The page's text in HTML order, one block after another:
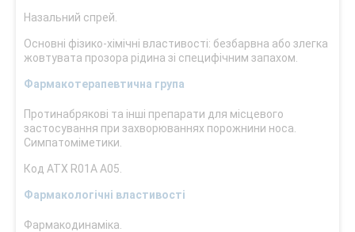
Назальний спрей.
Основні фізико-хімічні властивості: безбарвна або злегка
жовтувата прозора рідина зі специфічним запахом.
Фармакотерапевтична група
Протинабрякові та інші препарати для місцевого
застосування при захворюваннях порожнини носа.
Симпатоміметики.
Код АТХ R01А А05.
Фармакологічні властивості
Фармакодинаміка.